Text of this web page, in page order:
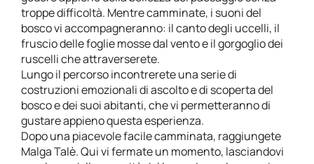
troppe difficoltà. Mentre camminate, i suoni del
bosco vi accompagneranno: il canto degli uccelli, il
fruscio delle foglie mosse dal vento e il gorgoglio dei
ruscelli che attraverserete.
Lungo il percorso incontrerete una serie di
costruzioni emozionali di ascolto e di scoperta del
bosco e dei suoi abitanti, che vi permetteranno di
gustare appieno questa esperienza.
Dopo una piacevole facile camminata, raggiungete
Malga Talè. Qui vi fermate un momento, lasciandovi